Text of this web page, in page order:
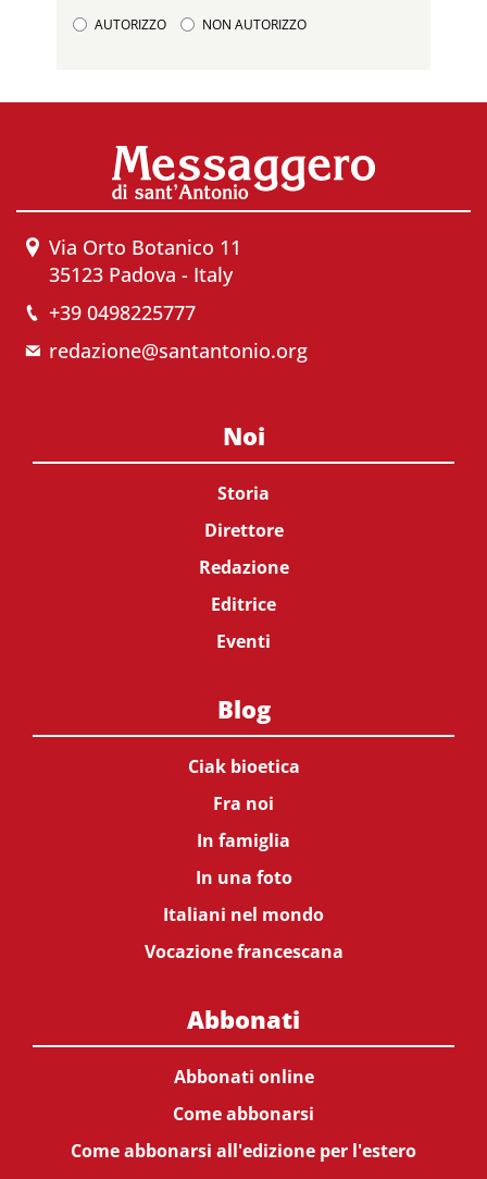
AUTORIZZO NON AUTORIZZO
Via Orto Botanico 11
35123 Padova - Italy
+39 0498225777
redazione@santantonio.org
Noi
Storia
Direttore
Redazione
Editrice
Eventi
Blog
Ciak bioetica
Fra noi
In famiglia
In una foto
Italiani nel mondo
Vocazione francescana
Abbonati
Abbonati online
Come abbonarsi
Come abbonarsi all'edizione per l'estero